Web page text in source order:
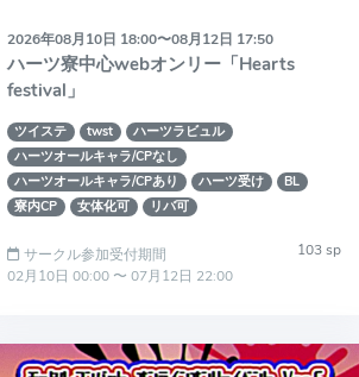
2026年08月10日 18:00〜08月12日 17:50
ハーツ寮中心webオンリー「Hearts
festival」
ツイステ twst
ハーツラビュル
ハーツオールキャラ/CPなし
ハーツオールキャラ/CPあり
ハーツ受け
BL
寮内CP
女体化可 リバ可
103 sp
サークル参加受付期間
02月10日 00:00 〜 07月12日 22:00